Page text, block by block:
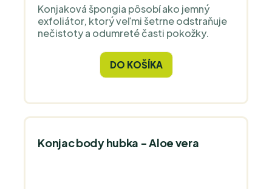
Konjaková špongia pôsobí ako jemný
exfoliátor, ktorý veľmi šetrne odstraňuje
nečistoty a odumreté časti pokožky.
DO KOŠÍKA
Konjac body hubka - Aloe vera